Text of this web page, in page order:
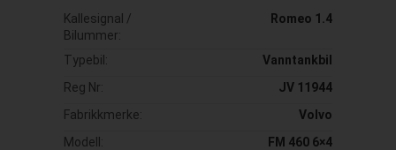
Kallesignal /
Bilummer:
Romeo 1.4
Typebil:
Vanntankbil
Reg Nr:
JV 11944
Fabrikkmerke:
Volvo
Modell:
FM 460 6×4